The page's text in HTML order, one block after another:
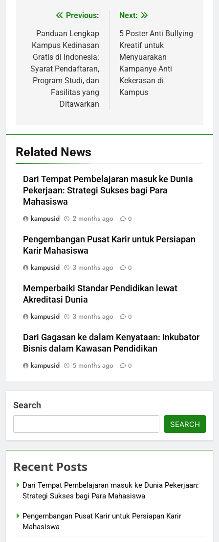
navigation
Previous:
Panduan Lengkap
Kampus Kedinasan
Gratis di Indonesia:
Syarat Pendaftaran,
Program Studi, dan
Fasilitas yang
Ditawarkan
Next:
5 Poster Anti Bullying
Kreatif untuk
Menyuarakan
Kampanye Anti
Kekerasan di
Kampus
Related News
Dari Tempat Pembelajaran masuk ke Dunia
Pekerjaan: Strategi Sukses bagi Para
Mahasiswa
kampusid
2 months ago 0
Pengembangan Pusat Karir untuk Persiapan
Karir Mahasiswa
kampusid
3 months ago 0
Memperbaiki Standar Pendidikan lewat
Akreditasi Dunia
kampusid
3 months ago 0
Dari Gagasan ke dalam Kenyataan: Inkubator
Bisnis dalam Kawasan Pendidikan
kampusid
5 months ago 0
Search
SEARCH
Recent Posts
Dari Tempat Pembelajaran masuk ke Dunia Pekerjaan:
Strategi Sukses bagi Para Mahasiswa
Pengembangan Pusat Karir untuk Persiapan Karir
Mahasiswa